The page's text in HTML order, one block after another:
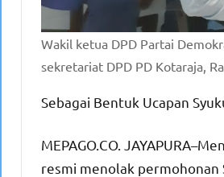
Wakil ketua DPD Partai
sekretariat DPD PD Kotaraja,
Sebagai Bentuk Ucapan
MEPAGO.CO.
resmi menolak permohonan